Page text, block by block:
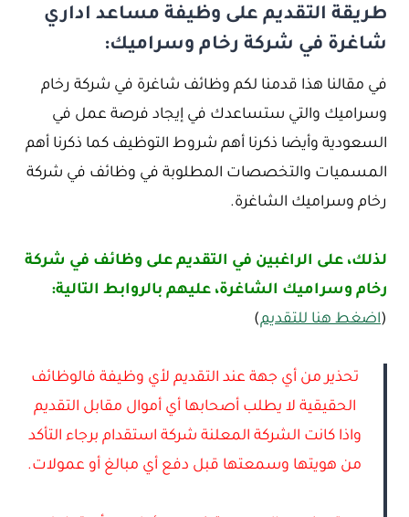
طريقة التقديم على وظيفة مساعد اداري
شاغرة في شركة رخام وسراميك:
في مقالنا هذا قدمنا لكم وظائف شاغرة في شركة رخام
وسراميك والتي ستساعدك في إيجاد فرصة عمل في
السعودية وأيضا ذكرنا أهم شروط التوظيف كما ذكرنا أهم
المسميات والتخصصات المطلوبة في وظائف في شركة
رخام وسراميك الشاغرة.
لذلك، على الراغبين في التقديم على وظائف في شركة
رخام وسراميك الشاغرة، عليهم بالروابط التالية:
(اضغط هنا للتقديم)
تحذير من أي جهة عند التقديم لأي وظيفة فالوظائف
الحقيقية لا يطلب أصحابها أي أموال مقابل التقديم
واذا كانت الشركة المعلنة شركة استقدام برجاء التأكد
من هويتها وسمعتها قبل دفع أي مبالغ أو عمولات.